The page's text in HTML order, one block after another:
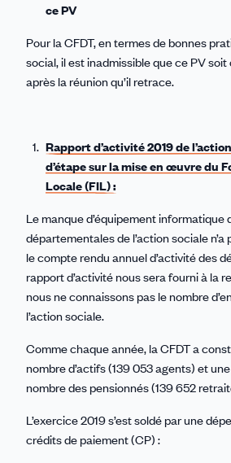
ce PV
Pour la CFDT, en termes de bonnes
social, il est inadmissible que ce PV soit
après la réunion qu’il retrace.
Rapport d’activité 2019 de
d’étape sur la mise en œuvre du
Locale (FIL) :
Le manque d’équipement informatique
départementales de l’action sociale
le compte rendu annuel d’activité des
rapport d’activité nous sera fourni à la
nous ne connaissons pas le nombre
l’action sociale.
Comme chaque année, la CFDT a
nombre d’actifs (139 053 agents) et
nombre des pensionnés (139 652
L’exercice 2019 s’est soldé par une
crédits de paiement (CP) :